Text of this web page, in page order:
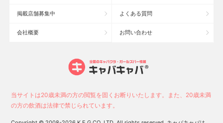
大宮のキャバクラ
六本木のキャバクラ
池袋駅（西口）のキャバクラ
長野市のキャバクラ
宇都宮市のキャバクラ
掲載店舗募集中 よくある質問
会社概要 お問い合わせ
当サイトは20歳未満の方の閲覧を固くお断りいたします。また、20歳未満
の方の飲酒は法律で禁じられています。